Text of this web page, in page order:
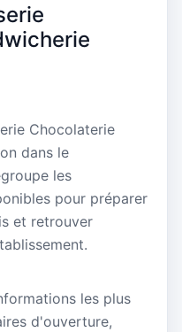
Chocolaterie
dans le
les
pour préparer
et retrouver
les plus
d'ouverture,